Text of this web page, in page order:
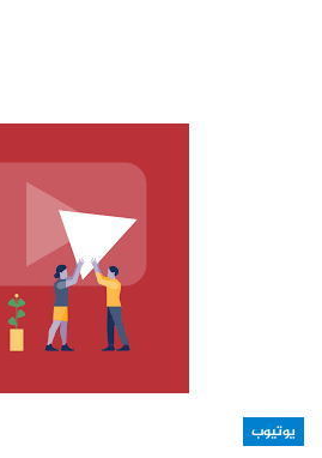
يوتيوب